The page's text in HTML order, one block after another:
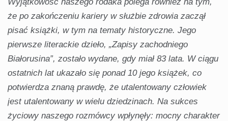
że po zakończeniu kariery w służbie zdrowia zaczął
pisać książki, w tym na tematy historyczne. Jego
pierwsze literackie dzieło, „Zapisy zachodniego
Białorusina”, zostało wydane, gdy miał 83 lata. W ciągu
ostatnich lat ukazało się ponad 10 jego książek, co
potwierdza znaną prawdę, że utalentowany człowiek
jest utalentowany w wielu dziedzinach. Na sukces
życiowy naszego rozmówcy wpłynęły: mocny charakter